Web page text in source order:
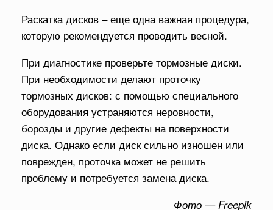
Раскатка дисков – еще одна важная процедура,
которую рекомендуется проводить весной.
При диагностике проверьте тормозные диски.
При необходимости делают проточку
тормозных дисков: с помощью специального
оборудования устраняются неровности,
борозды и другие дефекты на поверхности
диска. Однако если диск сильно изношен или
поврежден, проточка может не решить
проблему и потребуется замена диска.
Фото — Freepik